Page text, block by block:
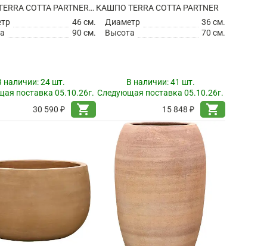
КАШПО TERRA COTTA PARTNER EXTRA
46 см.
90 см.
наличии:24 шт.
поставка 05.10.26г.
30 590 ₽
shopping_cart
КАШПО TERRA COTTA PARTNER
Диаметр
36 см.
Высота
70 см.
В наличии:41 шт.
Следующая поставка 05.10.26г.
15 848 ₽
shopping_cart